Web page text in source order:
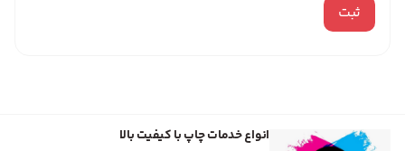
انواع خدمات چاپ با کیفیت بالا